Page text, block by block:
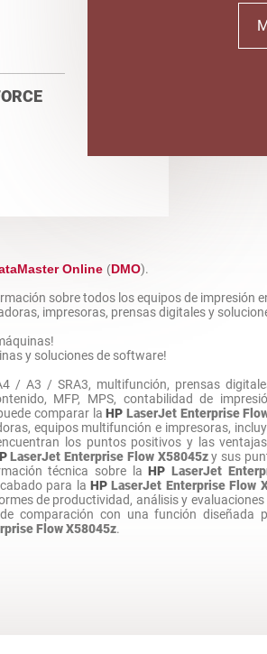
Online (DMO).
sobre todos los equipos de impresión
impresoras, prensas digitales y
y soluciones de software!
/ A3 / SRA3, multifunción, prensas
MFP, MPS, contabilidad de
comparar laHP LaserJet Enterprise
equipos multifunción e impresoras,
los puntos positivos y las
LaserJet Enterprise Flow X58045zy sus
técnica sobre laHP LaserJet
para la HP LaserJet Enterprise Flow
de productividad, análisis y
comparación con una función
Flow X58045z.